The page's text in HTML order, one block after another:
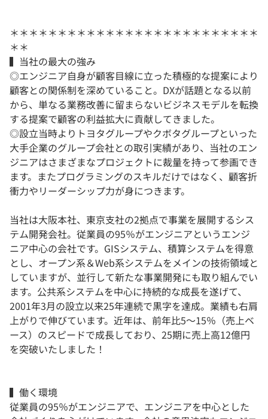
＊＊＊＊＊＊＊＊＊＊＊＊＊＊＊＊＊＊＊＊＊＊＊＊＊＊
＊＊
▍当社の最大の強み
◎エンジニア自身が顧客目線に立った積極的な提案により
顧客との関係制を深めていること。DXが話題となる以前
から、単なる業務改善に留まらないビジネスモデルを転換
する提案で顧客の利益拡大に貢献してきました。
◎設立当時よりトヨタグループやクボタグループといった
大手企業のグループ会社との取引実績があり、当社のエン
ジニアはさまざまなプロジェクトに裁量を持って参画でき
ます。またプログラミングのスキルだけではなく、顧客折
衝力やリーダーシップ力が身につきます。
当社は大阪本社、東京支社の2拠点で事業を展開するシス
テム開発会社。従業員の95％がエンジニアというエンジ
ニア中心の会社です。GISシステム、積算システムを得意
とし、オープン系＆Web系システムをメインの技術領域と
していますが、並行して新たな事業開発にも取り組んでい
ます。公共系システムを中心に持続的な成長を遂げて、
2001年3月の設立以来25年連続で黒字を達成。業績も右肩
上がりで伸びています。近年は、前年比5～15％（売上ベ
ース）のスピードで成長しており、25期に売上高12億円
を突破いたしました！
▍働く環境
従業員の95％がエンジニアで、エンジニアを中心とした